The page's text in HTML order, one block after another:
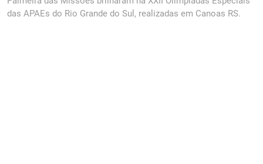
das APAEs do Rio Grande do Sul, realizadas em Canoas RS.